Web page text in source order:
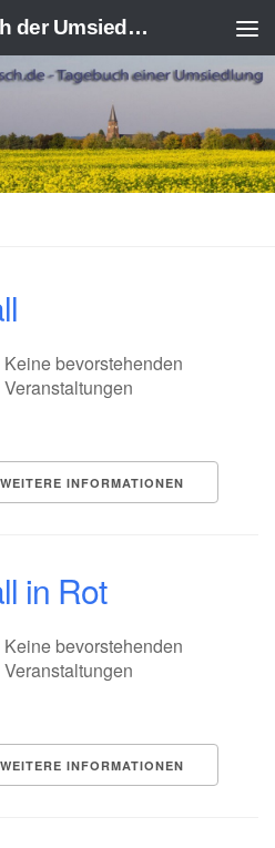
Dickbusch - Tagebuch der Umsiedlung von Kerpen-Manheim
Keine bevorstehenden
Veranstaltungen
WEITERE INFORMATIONEN
in Rot
Keine bevorstehenden
Veranstaltungen
WEITERE INFORMATIONEN